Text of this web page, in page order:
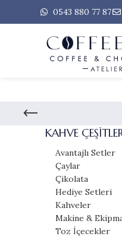
0543 880 77 87
KAHVE
Avantajlı Setler
Çaylar
Çikolata
Hediye Setleri
Kahveler
Makine &
Toz İçecekler